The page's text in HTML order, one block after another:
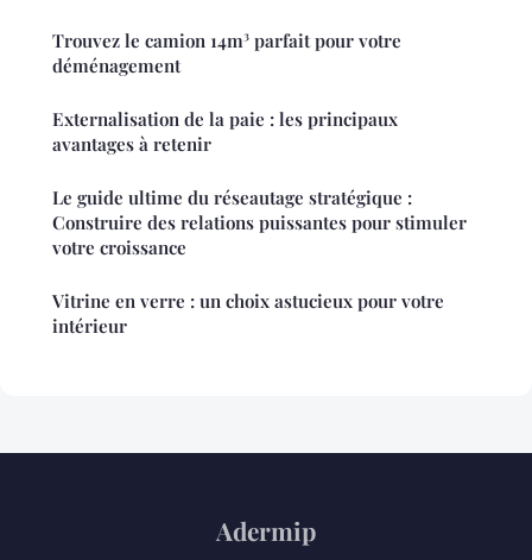
Trouvez le camion 14m³ parfait pour votre
déménagement
Externalisation de la paie : les principaux
avantages à retenir
Le guide ultime du réseautage stratégique :
Construire des relations puissantes pour stimuler
votre croissance
Vitrine en verre : un choix astucieux pour votre
intérieur
Adermip